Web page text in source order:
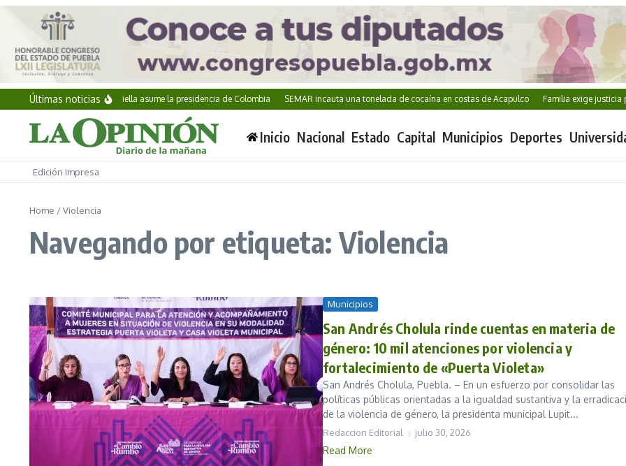
Saltar al contenido
Últimas noticias
Abelardo de la Espriella asume la presidencia de Colombia SEMAR incauta una tonelada de cocaína en costas de Acapulco Familia exige justicia por
Inicio Nacional Estado Capital Municipios Deportes
Edición Impresa
Home /Violencia
Navegando por etiqueta: Violencia
Municipios
San Andrés Cholula rinde cuentas en materia de
género: 10 mil atenciones por violencia y
fortalecimiento de «Puerta Violeta»
San Andrés Cholula, Puebla. – En un esfuerzo por consolidar las
políticas públicas orientadas a la igualdad sustantiva y la
de la violencia de género, la presidenta municipal Lupit...
Redaccion Editorial julio 30, 2026
Read More